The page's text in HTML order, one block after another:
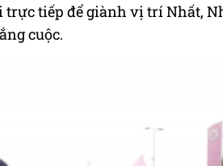
trực tiếp để giành vị trí Nhất,
cuộc.